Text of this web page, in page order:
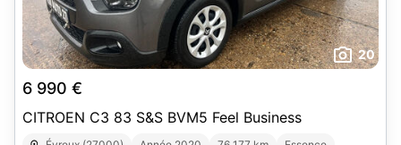
20
6 990 €
CITROEN C3 83 S&S BVM5 Feel Business